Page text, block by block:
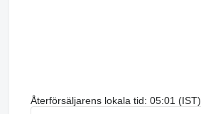
Återförsäljarens lokala tid: 05:01 (IST)